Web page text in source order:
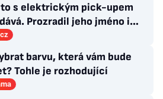
to s elektrickým pick-upem
Prozradil jeho jméno i
cenovku
barvu, která vám bude
Tohle je rozhodující